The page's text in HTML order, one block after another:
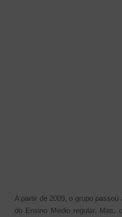
A partir de 2009, o grupo
do Ensino Médio regular. Mas,